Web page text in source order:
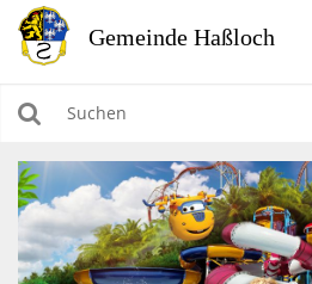
RATHAUS
LEBEN IN HASSLOCH
BILDUNG & KULTUR
Suchen